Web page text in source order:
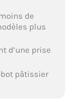
de
plus
d’une prise
pâtissier